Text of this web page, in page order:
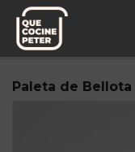
Pedido semanal
Paleta de Bellota